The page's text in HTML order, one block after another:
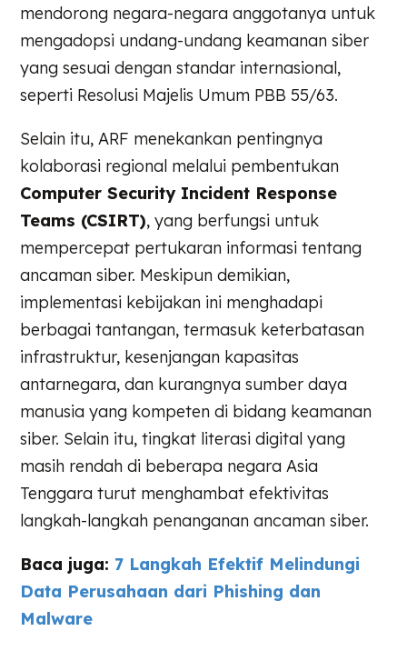
mendorong negara-negara anggotanya untuk
mengadopsi undang-undang keamanan siber
yang sesuai dengan standar internasional,
seperti Resolusi Majelis Umum PBB 55/63.
Selain itu, ARF menekankan pentingnya
kolaborasi regional melalui pembentukan
Computer Security Incident Response
Teams (CSIRT), yang berfungsi untuk
mempercepat pertukaran informasi tentang
ancaman siber. Meskipun demikian,
implementasi kebijakan ini menghadapi
berbagai tantangan, termasuk keterbatasan
infrastruktur, kesenjangan kapasitas
antarnegara, dan kurangnya sumber daya
manusia yang kompeten di bidang keamanan
siber. Selain itu, tingkat literasi digital yang
masih rendah di beberapa negara Asia
Tenggara turut menghambat efektivitas
langkah-langkah penanganan ancaman siber.
Baca juga: 7 Langkah Efektif Melindungi
Data Perusahaan dari Phishing dan
Malware